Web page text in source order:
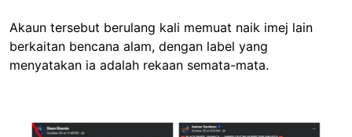
Akaun tersebut berulang kali memuat naik imej lain
berkaitan bencana alam, dengan label yang
menyatakan ia adalah rekaan semata-mata.
Image